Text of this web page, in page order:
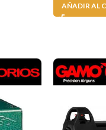
AÑADIR AL